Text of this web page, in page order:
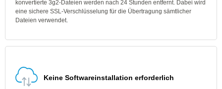
konvertierte 3g2-Dateien werden nach 24 Stunden entfernt. Dabei wird
eine sichere SSL-Verschlüsselung für die Übertragung sämtlicher
Dateien verwendet.
Keine Softwareinstallation erforderlich